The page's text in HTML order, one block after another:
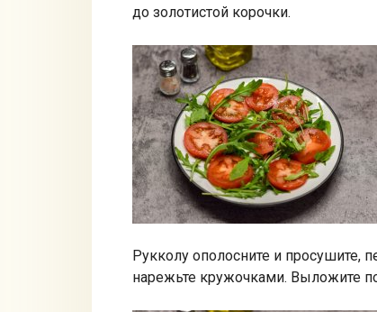
до золотистой корочки.
Рукколу ополосните и просушите,
нарежьте кружочками. Выложите